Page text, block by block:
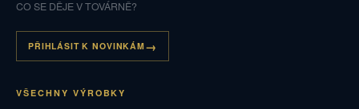
CO SE DĚJE V TOVÁRNĚ?
PŘIHLÁSIT K NOVINKÁM
VŠECHNY VÝROBKY